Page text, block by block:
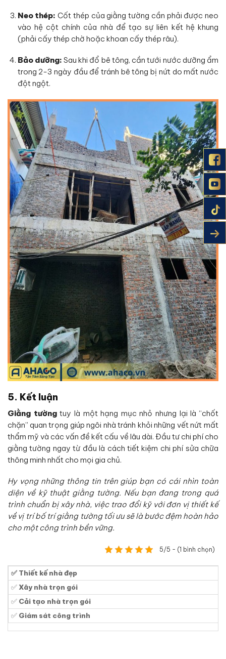
Neo thép: Cốt thép của giằng tường cần phải được neo
vào hệ cột chính của nhà để tạo sự liên kết hệ khung
(phải cấy thép chờ hoặc khoan cấy thép râu).
Bảo dưỡng: Sau khi đổ bê tông, cần tưới nước dưỡng ẩm
trong 2-3 ngày đầu để tránh bê tông bị nứt do mất nước
đột ngột.
5. Kết luận
Giằng tườngtuy là một hạng mục nhỏ nhưng lại là “chốt
chặn” quan trọng giúp ngôi nhà tránh khỏi những vết nứt mất
thẩm mỹ và các vấn đề kết cấu về lâu dài. Đầu tư chi phí cho
giằng tường ngay từ đầu là cách tiết kiệm chi phí sửa chữa
thông minh nhất cho mọi gia chủ.
Hy vọng những thông tin trên giúp bạn có cái nhìn toàn
diện về kỹ thuật giằng tường. Nếu bạn đang trong quá
trình chuẩn bị xây nhà, việc trao đổi kỹ với đơn vị thiết kế
về vị trí bố trí giằng tường tối ưu sẽ là bước đệm hoàn hảo
cho một công trình bền vững.
5/5 - (1 bình chọn)
✅ Thiết kế nhà đẹp
✅ Xây nhà trọn gói
✅ Cải tạo nhà trọn gói
✅ Giám sát công trình